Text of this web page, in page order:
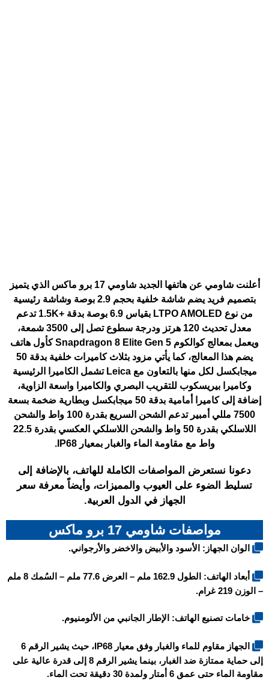
أعلنت شاومي عن هاتفها الجديدشاومي 17 برو ماكس
الذي يتميز
بتصميم فريد يضم شاشة خلفية بحجم 2.9 بوصة وشاشة رئيسية
من نوع LTPO AMOLED بقياس 6.9 بوصة بدقة +1.5K تدعم
معدل تحديث 120 هرتز ودرجة سطوع تصل إلى 3500 شمعة،
ويعمل بمعالج كوالكوم Snapdragon 8 Elite Gen 5 كأول هاتف
يضم هذا المعالج، كما يأتي مزود بثلاث كاميرات خلفية بدقة 50
ميجابكسل لكل منها بالتعاون مع Leica تشمل الكاميرا الرئيسية
وكاميرا بيريسكوب للتقريب البصري والكاميرا واسعة الزاوية،
إضافة إلى كاميرا أمامية بدقة 50 ميجابكسل وبطارية ضخمة بسعة
7500 مللي أمبير تدعم الشحن السريع بقدرة 100 واط والشحن
اللاسلكي بقدرة 50 واط والشحن اللاسلكي العكسي بقدرة 22.5
واط مع مقاومة الماء والغبار بمعيار IP68.
دعونا نستعرض المواصفات الكاملة للهاتف، بالإضافة إلى
تسليط الضوء على العيوب والمميزات، وأيضاً معرفة سعر
الجهاز في الدول العربية.
مواصفات شاومي 17 برو ماكس
الوان الجهاز: الأسود والأبيض والاخضر والأرجواني.
أبعاد الهاتف: الطول 162.9 ملم – العرض 77.6 ملم – السُمك 8 ملم
– الوزن 219 غرام.
خامات تصنيع الهاتف: الإطار الجانبي من الألومنيوم.
الجهاز مقاوم للماء والغبار وفق معيار IP68، حيث يشير الرقم 6
إلى حماية ممتازة ضد الغبار، بينما يشير الرقم 8 إلى قدرة عالية على
مقاومة الماء حتى عمق 6 أمتار ولمدة 30 دقيقة تحت الماء.